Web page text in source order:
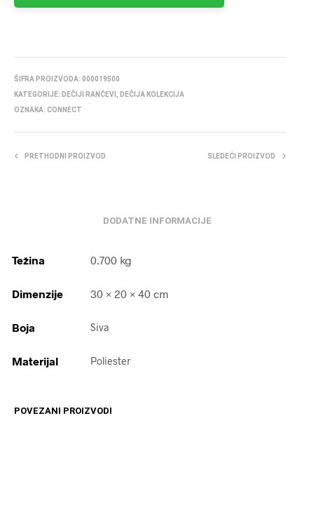
ŠIFRA PROIZVODA: 000019500
KATEGORIJE: DEČIJI RANČEVI
DEČIJA KOLEKCIJA
OZNAKA: CONNECT
PRETHODNI PROIZVOD SLEDEĆI PROIZVOD
DODATNE INFORMACIJE
Težina 0.700 kg
Dimenzije 30 × 20 × 40 cm
Boja Siva
Materijal Poliester
POVEZANI PROIZVODI